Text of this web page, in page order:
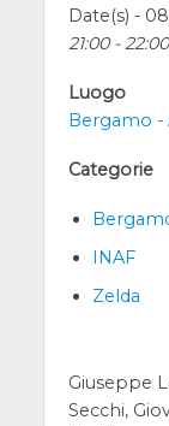
Date(s) -
21:00 - 22:00
Luogo
Bergamo -
Categorie
INAF
Zelda
Giuseppe
Secchi,